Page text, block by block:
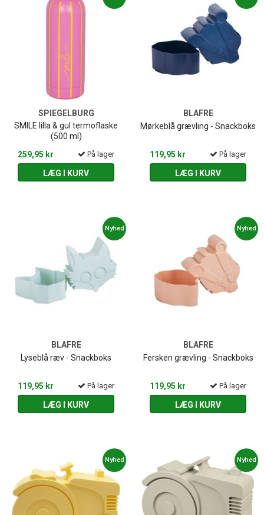
SPIEGELBURG
SMILE lilla & gul termoflaske
(500 ml)
259,95 kr
På lager
LÆG I KURV
BLAFRE
Mørkeblå grævling - Snackboks
119,95 kr På lager
LÆG I KURV
Nyhed
BLAFRE
Lyseblå ræv - Snackboks
119,95 kr På lager
LÆG I KURV
Nyhed
BLAFRE
Fersken grævling - Snackboks
119,95 kr På lager
LÆG I KURV
Nyhed Nyhed